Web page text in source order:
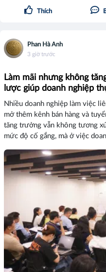
Thích
Phan Hà Anh
3 giờ trước
Làm mãi nhưng không
lược giúp doanh nghiệp
Nhiều doanh nghiệp làm việc
mở thêm kênh bán hàng và
tăng trưởng vẫn không tương
mức độ cố gắng, mà ở việc